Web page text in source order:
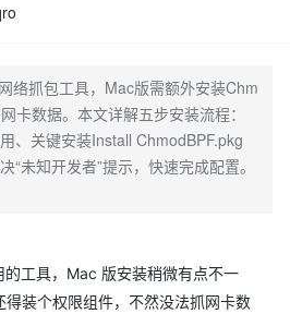
络抓包工具，Mac版需额外安装Chm
卡数据。本文详解五步安装流程：
、关键安装Install ChmodBPF.pkg
“未知开发者”提示，快速完成配置。
工具，Mac 版安装稍微有点不一
装个权限组件，不然没法抓网卡数